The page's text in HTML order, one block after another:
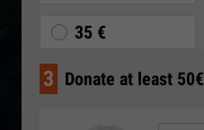
35 €
3 Donate at least